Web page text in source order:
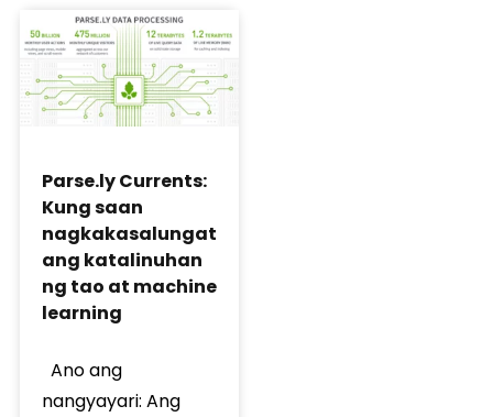
Parse.ly Currents:
Kung saan
nagkakasalungat
ang katalinuhan
ng tao at machine
learning
Ano ang
nangyayari: Ang